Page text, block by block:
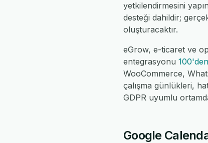
yetkilendirmesini
desteği dahildir;
oluşturacaktır.
eGrow, e-ticaret ve
entegrasyonu
WooCommerce,
çalışma günlükleri,
GDPR uyumlu
Google